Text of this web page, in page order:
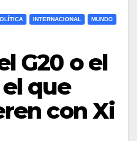
INTERNACIONAL MUNDO
G20 o el
que
con Xi